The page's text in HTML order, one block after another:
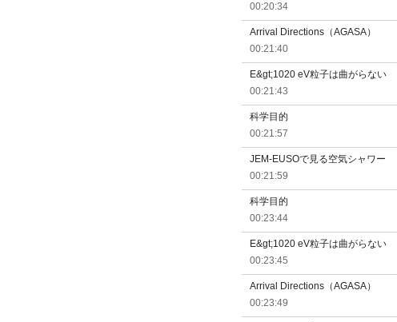
00:20:34
Arrival Directions（AGASA）
00:21:40
E&gt;1020 eV粒子は曲がらない
00:21:43
科学目的
00:21:57
JEM-EUSOで見る空気シャワー
00:21:59
科学目的
00:23:44
E&gt;1020 eV粒子は曲がらない
00:23:45
Arrival Directions（AGASA）
00:23:49